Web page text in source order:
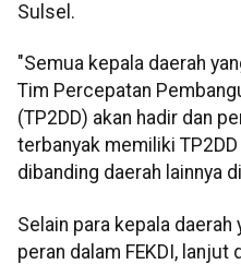
Sulsel.
"Semua kepala daerah
Tim Percepatan
(TP2DD) akan hadir dan
terbanyak memiliki
dibanding daerah lainnya
Selain para kepala daerah
peran dalam FEKDI, lanjut